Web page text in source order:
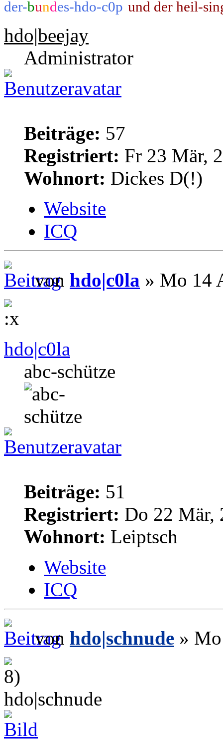
der-bundes-hdo-c0p und der heil-
hdo|beejay
Administrator
Beiträge: 57
Registriert: Fr 23 Mär,
Wohnort: Dickes D(!)
Website
ICQ
von hdo|c0la » Mo 14
hdo|c0la
abc-schütze
Beiträge: 51
Registriert: Do 22 Mär,
Wohnort: Leiptsch
Website
ICQ
von hdo|schnude »
hdo|schnude